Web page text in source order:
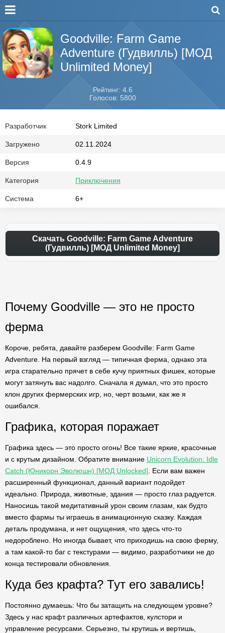
Goodville: Farm Game
Adventure (Гудвилль) [МОД
Unlimited Money]
Рейтинг: 4.6
Голосов: 5800
Разработчик Stork Limited
Загружено 02.11.2024
Версия 0.4.9
Категория Приключения
Система 6+
Скачать Goodville: Farm Game Adventure
(Гудвилль) [МОД Unlimited Money]
Почему Goodville — это не просто
ферма
Короче, ребята, давайте разберем Goodville: Farm Game
Adventure. На первый взгляд — типичная ферма, однако эта
игра старательно прячет в себе кучу приятных фишек, которые
могут затянуть вас надолго. Сначала я думал, что это просто
клон других фермерских игр, но, черт возьми, как же я
ошибался.
Графика, которая поражает
Графика здесь — это просто огонь! Все такие яркие, красочные
и с крутым дизайном. Обратите внимание Unicorn Evolution: Idle
Catch (Юникорн Эволюшн) [МОД Unlocked] . Если вам важен
расширенный функционал, данный вариант подойдет
идеально. Природа, животные, здания — просто глаз радуется.
Наносишь такой медитативный урон своим глазам, как будто
вместо фармы ты играешь в анимационную сказку. Каждая
деталь продумана, и нет ощущения, что здесь что-то
недороблено. Но иногда бывает, что приходишь на свою ферму,
а там какой-то баг с текстурами — видимо, разработчики не до
конца тестировали обновления.
Куда без крафта? Тут его завались!
Постоянно думаешь: Что бы затащить на следующем уровне?
Здесь у нас крафт различных артефактов, кулстори и
управление ресурсами. Серьезно, ты крутишь и вертишь,